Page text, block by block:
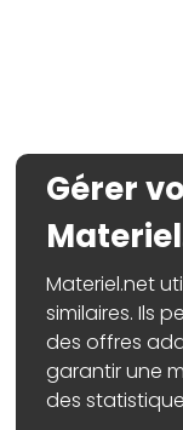
Gérer
Materiel.net
similaires. Ils
des offres
garantir une
des